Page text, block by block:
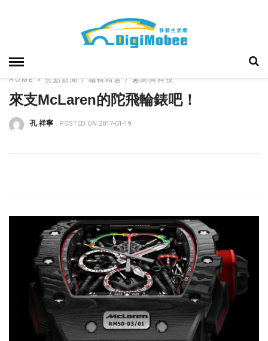
HOME»焦點新聞 編輯精選 趣聞與科技
來支McLaren的陀飛輪錶吧！
孔 祥寧 POSTED ON 2017-01-19